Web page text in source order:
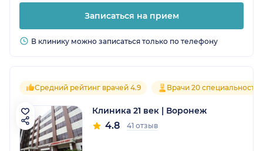
Записаться на прием
В клинику можно записаться только по телефону
Средний рейтинг врачей 4.9 Врачи 20
Клиника 21 век | Воронеж
4.8 41 отзыв